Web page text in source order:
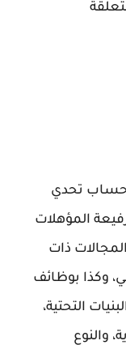
حساب تحدي
المؤهلات
ذات
وكذا بوظائف
التحتية،
والنوع